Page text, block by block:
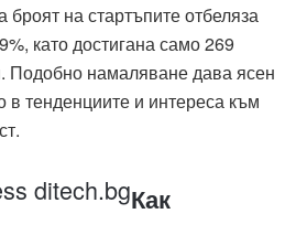
броят на стартъпите отбеляза
като достигана само 269
Подобно намаляване дава ясен
в тенденциите и интереса към
Как